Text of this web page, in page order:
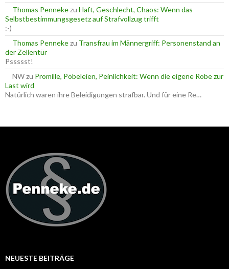
Thomas Pennekezu Haft, Geschlecht, Chaos: Wenn das
Selbstbestimmungsgesetz auf Strafvollzug trifft
:-)
Thomas Pennekezu Transfrau im Männergriff: Personenstand an
der Zellentür
Pssssst!
NWzu Promille, Pöbeleien, Peinlichkeit: Wenn die eigene Robe zur
Last wird
Natürlich waren ihre Beleidigungen strafbar. Und für eine Re…
NEUESTE BEITRÄGE